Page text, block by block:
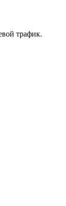
трафик.